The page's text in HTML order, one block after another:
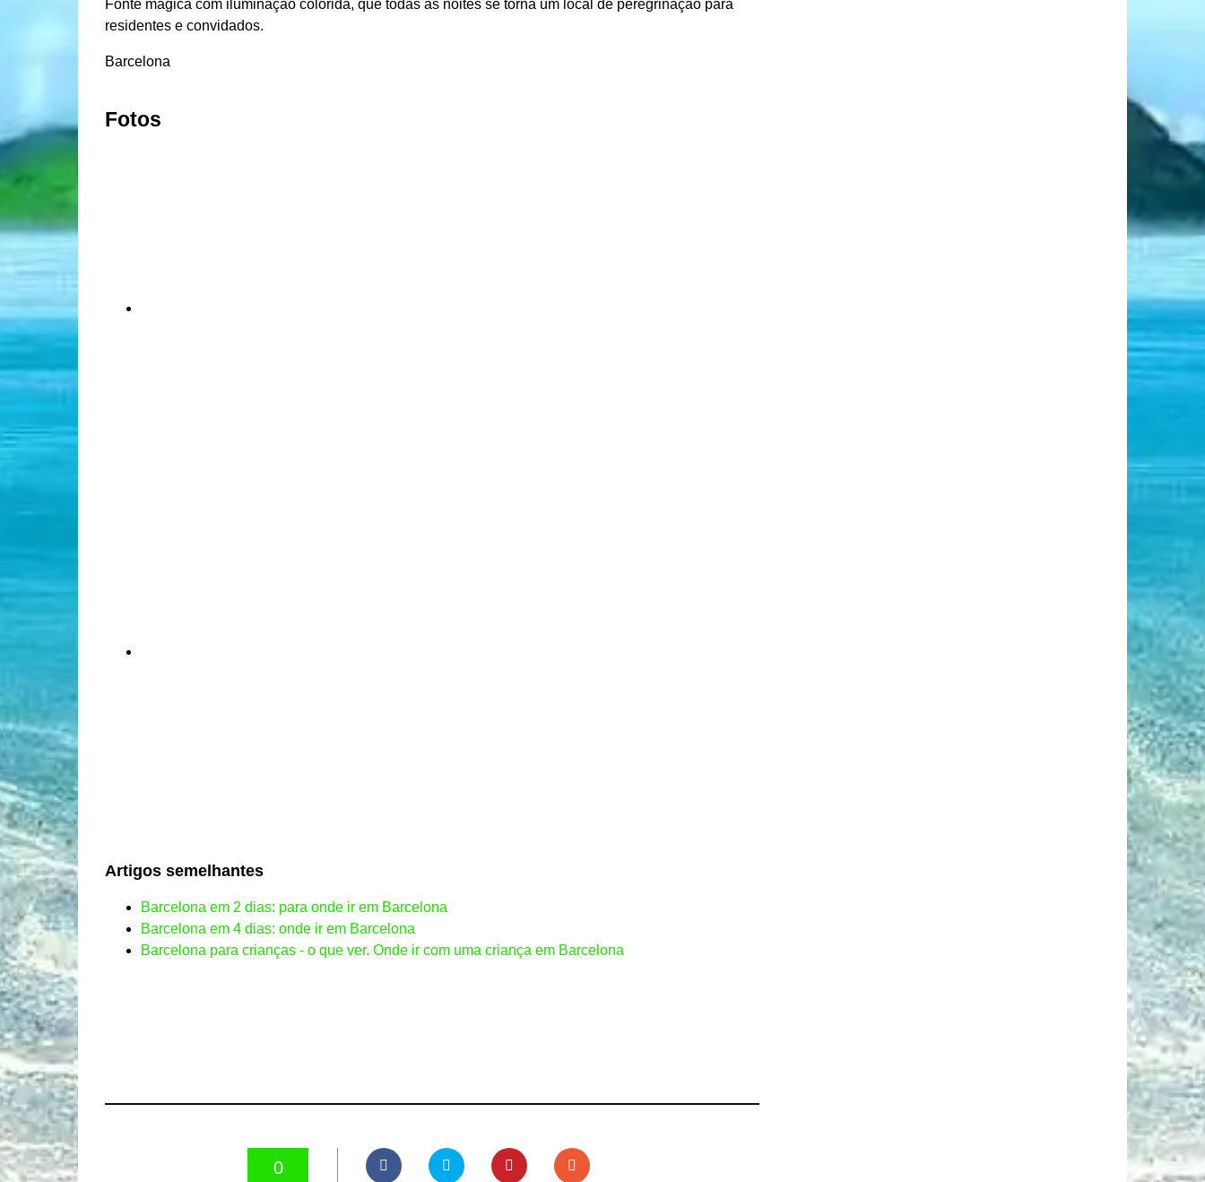
Fonte mágica com iluminação colorida, que todas as noites se torna um local de peregrinação para
residentes e convidados.
Barcelona
Fotos
Artigos semelhantes
Barcelona em 2 dias: para onde ir em Barcelona
Barcelona em 4 dias: onde ir em Barcelona
Barcelona para crianças - o que ver. Onde ir com uma criança em Barcelona
0